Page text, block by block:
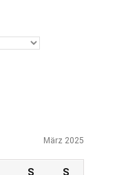
März 2025
S S